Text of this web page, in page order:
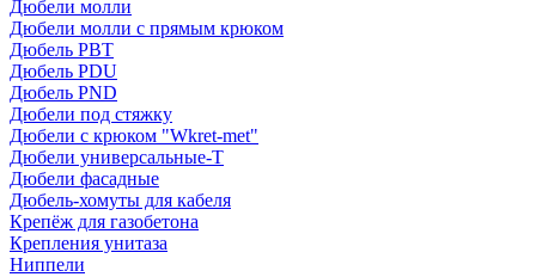
Дюбели молли
Дюбели молли с прямым крюком
Дюбель PBT
Дюбель PDU
Дюбель PND
Дюбели под стяжку
Дюбели с крюком "Wkret-met"
Дюбели универсальные-Т
Дюбели фасадные
Дюбель-хомуты для кабеля
Крепёж для газобетона
Крепления унитаза
Ниппели